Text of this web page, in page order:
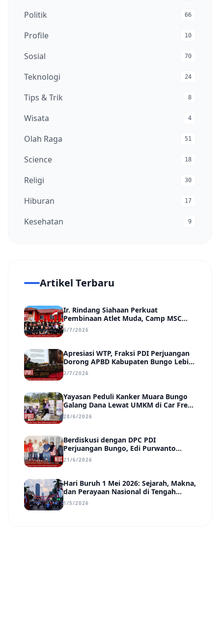
Politik 66
Profile 10
Sosial 70
Teknologi 24
Tips & Trik 8
Wisata 4
Olah Raga 51
Science 18
Religi 30
Hiburan 17
Kesehatan 9
Artikel Terbaru
Ir. Rindang Siahaan Perkuat
Pembinaan Atlet Muda, Camp MSC
Siapkan Generasi Juara Hadapi
Kejuaraan Regional hingga Nasional
6/7/2026
Apresiasi WTP, Fraksi PDI Perjuangan
Dorong APBD Kabupaten Bungo Lebih
Efektif, Transparan, dan Berdampak
2/7/2026
Yayasan Peduli Kanker Muara Bungo
Galang Dana Lewat UMKM di Car Free
Day, Ir. Rindang Siahaan Beri Apresiasi
28/6/2026
Berdiskusi dengan DPC PDI
Perjuangan Bungo, Edi Purwanto
Uraikan Poin-Poin Urgensi yang Perlu
Disadari Pemimpin Daerah
21/6/2026
Hari Buruh 1 Mei 2026: Sejarah, Makna,
dan Perayaan Nasional di Tengah
Tantangan Era Digital
1/5/2026